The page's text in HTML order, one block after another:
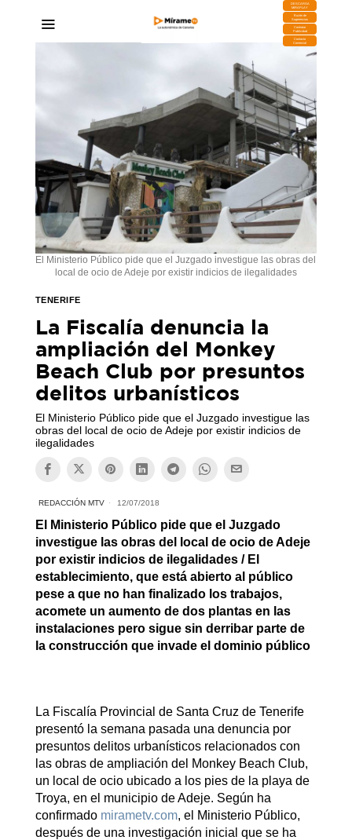
DESCARGA
MIRAPLAY
Buzón de
Sugerencias
Contratar
Publicidad
Contacto
Comercial
El Ministerio Público pide que el Juzgado investigue las obras del
local de ocio de Adeje por existir indicios de ilegalidades
TENERIFE
La Fiscalía denuncia la
ampliación del Monkey
Beach Club por presuntos
delitos urbanísticos
El Ministerio Público pide que el Juzgado investigue las
obras del local de ocio de Adeje por existir indicios de
ilegalidades
REDACCIÓN MTV 12/07/2018
El Ministerio Público pide que el Juzgado
investigue las obras del local de ocio de Adeje
por existir indicios de ilegalidades / El
establecimiento, que está abierto al público
pese a que no han finalizado los trabajos,
acomete un aumento de dos plantas en las
instalaciones pero sigue sin derribar parte de
la construcción que invade el dominio público
La Fiscalía Provincial de Santa Cruz de Tenerife
presentó la semana pasada una denuncia por
presuntos delitos urbanísticos relacionados con
las obras de ampliación del Monkey Beach Club,
un local de ocio ubicado a los pies de la playa de
Troya, en el municipio de Adeje. Según ha
confirmado mirametv.com, el Ministerio Público,
después de una investigación inicial que se ha